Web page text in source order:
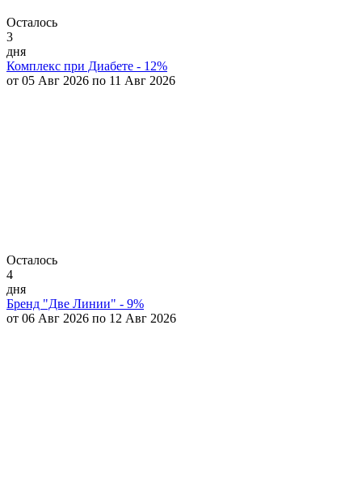
Осталось
3
дня
Комплекс при Диабете - 12%
от 05 Авг 2026 по 11 Авг 2026
Осталось
4
дня
Бренд "Две Линии" - 9%
от 06 Авг 2026 по 12 Авг 2026